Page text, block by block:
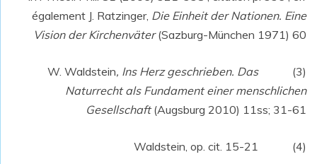
également J. Ratzinger, Die Einheit der Nationen. Eine
Vision der Kirchenväter(Sazburg-München 1971) 60
(3) W. Waldstein
, Ins Herz geschrieben. Das
Naturrecht als Fundament einer menschlichen
Gesellschaft(Augsburg 2010) 11ss; 31-61
(4) Waldstein, op. cit. 15-21